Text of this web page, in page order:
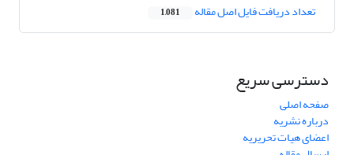
تعداد دریافت فایل اصل مقاله 1,081
دسترسی سریع
صفحه اصلی
درباره نشریه
اعضای هیات تحریریه